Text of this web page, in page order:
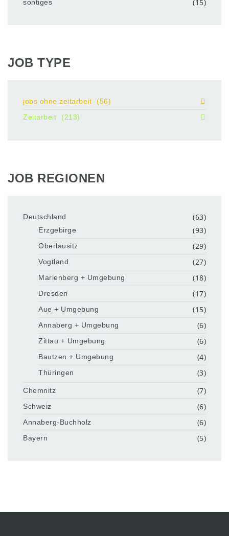
sontiges (15)
JOB TYPE
jobs ohne zeitarbeit
(56)
Zeitarbeit
(213)
JOB REGIONEN
Deutschland (63)
Erzgebirge (93)
Oberlausitz (29)
Vogtland (27)
Marienberg + Umgebung (18)
Dresden (17)
Aue + Umgebung (15)
Annaberg + Umgebung (6)
Zittau + Umgebung (6)
Bautzen + Umgebung (4)
Thüringen (3)
Chemnitz (7)
Schweiz (6)
Annaberg-Buchholz (6)
Bayern (5)